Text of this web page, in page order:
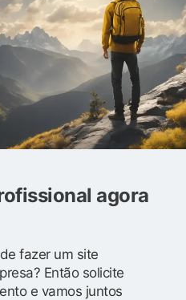
agora
fazer um site
Então solicite
e vamos juntos